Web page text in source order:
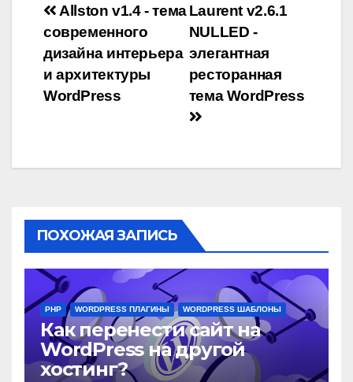
Навигация
по
записям
Laurent v2.6.1
NULLED -
элегантная
ресторанная
тема WordPress
Allston v1.4 - тема
современного
дизайна интерьера
и архитектуры
WordPress
ПОХОЖАЯ ЗАПИСЬ
PHP WORDPRESS ПЛАГИНЫ WORDPRESS ШАБЛОНЫ
Как перенести сайт на
WordPress на другой
хостинг?